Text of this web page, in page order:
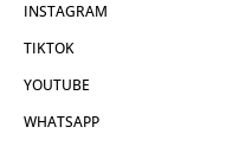
INSTAGRAM
TIKTOK
YOUTUBE
WHATSAPP